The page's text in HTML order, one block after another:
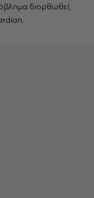
διορθωθεί,